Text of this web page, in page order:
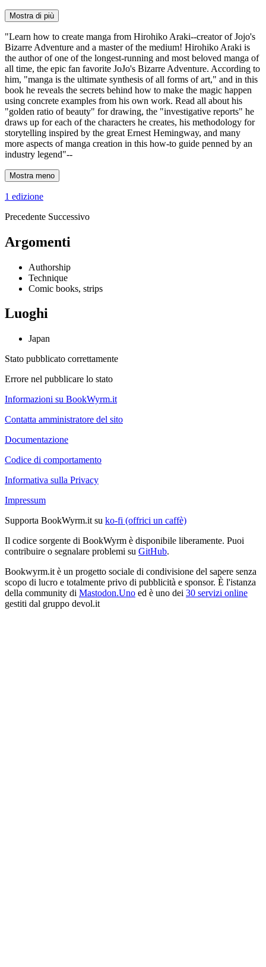
Mostra di più
"Learn how to create manga from Hirohiko Araki--creator of Jojo's
Bizarre Adventure and a master of the medium! Hirohiko Araki is
the author of one of the longest-running and most beloved manga of
all time, the epic fan favorite JoJo's Bizarre Adventure. According to
him, "manga is the ultimate synthesis of all forms of art," and in this
book he reveals the secrets behind how to make the magic happen
using concrete examples from his own work. Read all about his
"golden ratio of beauty" for drawing, the "investigative reports" he
draws up for each of the characters he creates, his methodology for
storytelling inspired by the great Ernest Hemingway, and many
more aspects of manga creation in this how-to guide penned by an
industry legend"--
Mostra meno
1 edizione
Precedente Successivo
Argomenti
Authorship
Technique
Comic books, strips
Luoghi
Japan
Stato pubblicato correttamente
Errore nel pubblicare lo stato
Informazioni su BookWyrm.it
Contatta amministratore del sito
Documentazione
Codice di comportamento
Informativa sulla Privacy
Impressum
Supporta BookWyrm.it su ko-fi (offrici un caffè)
Il codice sorgente di BookWyrm è disponibile liberamente. Puoi
contribuire o segnalare problemi su GitHub.
Bookwyrm.it è un progetto sociale di condivisione del sapere senza
scopo di lucro e totalmente privo di pubblicità e sponsor. È l'istanza
della community di Mastodon.Uno ed è uno dei 30 servizi online
gestiti dal gruppo devol.it